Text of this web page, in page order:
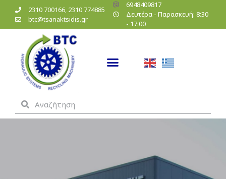
2310 700166, 2310 774885
btc@tsanaktsidis.gr
6948409817
Δευτέρα - Παρασκευή: 8:30
- 17:00